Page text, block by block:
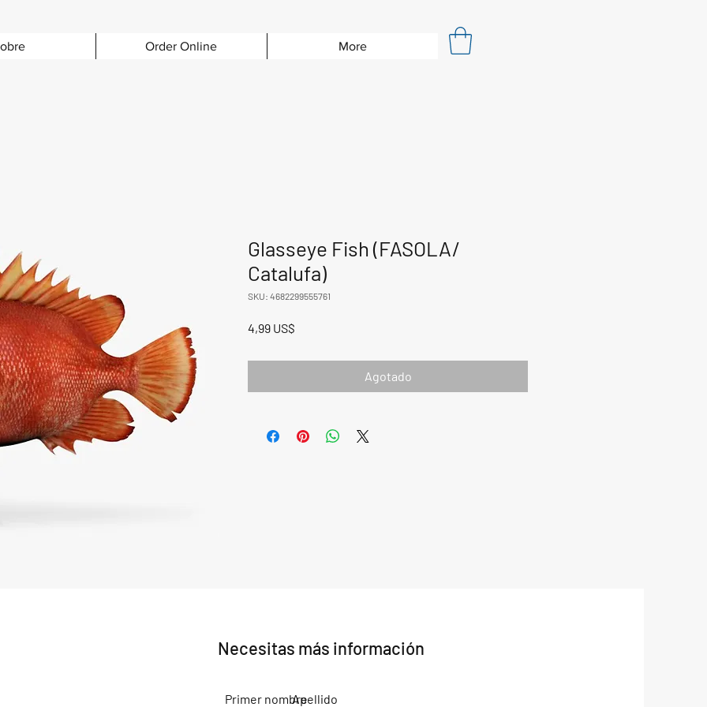
Order Online More
Glasseye Fish (FASOLA/
Catalufa)
SKU: 4682299555761
4,99 US$
Agotado
Necesitas más información
Primer nombreApellido